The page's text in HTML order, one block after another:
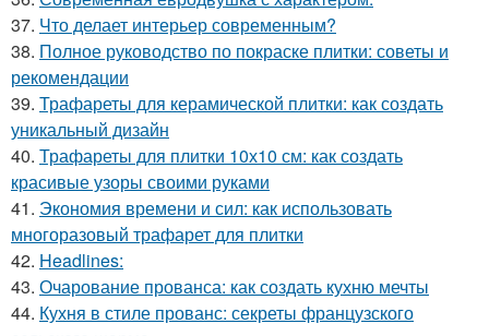
37. Что делает интерьер современным?
38. Полное руководство по покраске плитки: советы и
рекомендации
39. Трафареты для керамической плитки: как создать
уникальный дизайн
40. Трафареты для плитки 10х10 см: как создать
красивые узоры своими руками
41. Экономия времени и сил: как использовать
многоразовый трафарет для плитки
42. Headlines:
43. Очарование прованса: как создать кухню мечты
44. Кухня в стиле прованс: секреты французского